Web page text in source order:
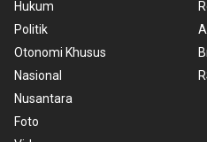
Hukum
Politik
Otonomi Khusus
Nasional
Nusantara
Foto